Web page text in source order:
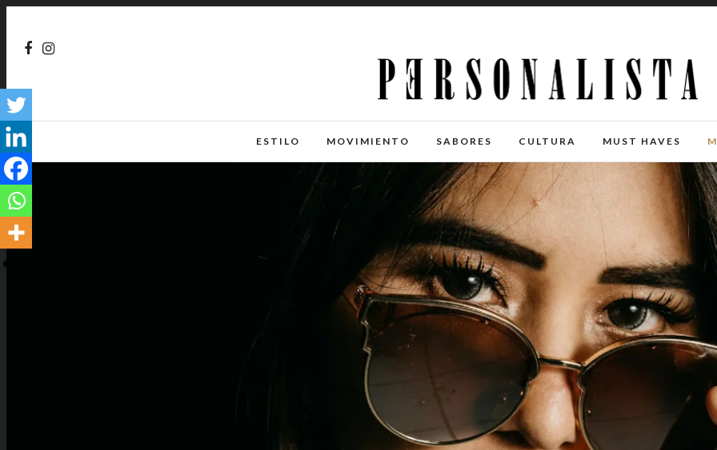
ESTILO MOVIMIENTO SABORES CULTURA MUST HAVES